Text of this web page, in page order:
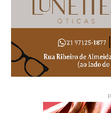
sensorial, desde que a
devidamente
Como funciona
uniforme
A dispensa não ocorre